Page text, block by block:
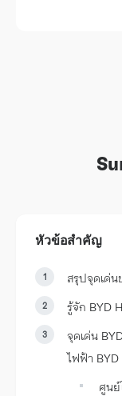
หัวข้อสำคัญ
สรุปจุดเด่น
รู้จัก BYD
จุดเด่น
ไฟฟ้า
ศูน